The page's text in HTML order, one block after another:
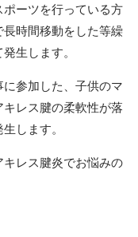
ーツを行っている方
時間移動をした等繰
生します。
参加した、子供のマ
レス腱の柔軟性が落
します。
レス腱炎でお悩みの